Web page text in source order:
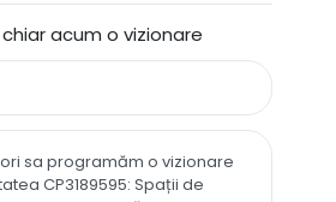
acum o vizionare